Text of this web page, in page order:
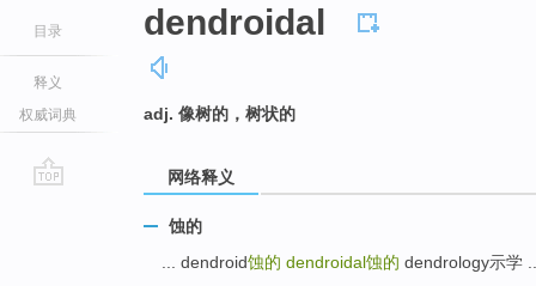
目录
释义
权威词典
dendroidal
adj. 像树的，树状的
网络释义
蚀的
... dendroid蚀的 dendroidal蚀的 dendrology示学